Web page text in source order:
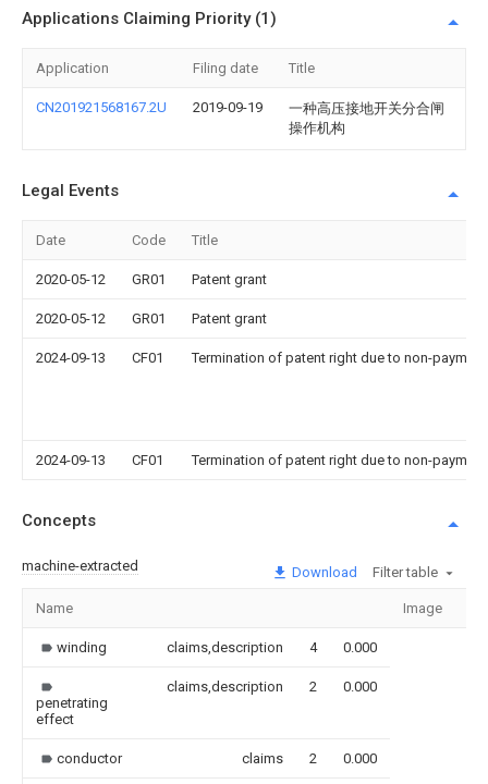
Applications Claiming Priority (1)
Application Filing date Title
CN201921568167.2U 2019-09-19
一种高压接地开关分合闸
操作机构
Legal Events
Date Code Title
2020-05-12 GR01 Patent grant
2020-05-12 GR01 Patent grant
2024-09-13 CF01 Termination of patent right due to non-
2024-09-13 CF01 Termination of patent right due to non-
Concepts
machine-extracted Download Filter table
Name Image
winding claims,description 4 0.000
penetrating
effect
claims,description 2 0.000
conductor claims 2 0.000